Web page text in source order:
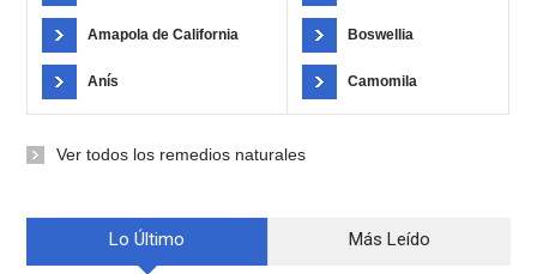
Amapola de California
Anís
Boswellia
Camomila
Ver todos los remedios naturales
Lo Último Más Leído